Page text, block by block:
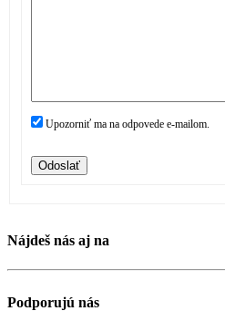
Upozorniť ma na odpovede e-mailom.
Odoslať
Nájdeš nás aj na
Podporujú nás